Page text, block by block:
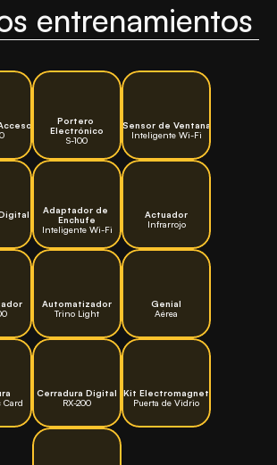
entrenamientos
Portero
Electrónico
S-100
Sensor de Ventana
Inteligente Wi-Fi
Adaptador de
Enchufe
Inteligente Wi-Fi
Actuador
Infrarrojo
Automatizador
Trino Light
Genial
Aérea
Card
Cerradura Digital
RX-200
Kit Electromagnet
Puerta de Vidrio